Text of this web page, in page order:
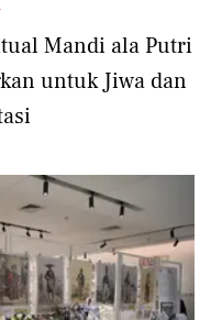
Mandi ala Putri
untuk Jiwa dan